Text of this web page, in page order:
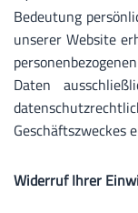
Bedeutung
unserer Website
Daten
Geschäftszweckes
Widerruf Ihrer